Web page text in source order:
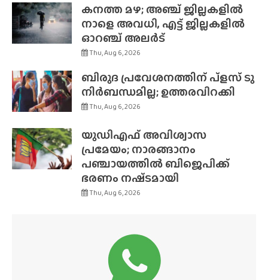
കനത്ത മഴ; അഞ്ച് ജില്ലകളിൽ
നാളെ അവധി, എട്ട് ജില്ലകളിൽ
ഓറഞ്ച് അലർട്
Thu, Aug 6, 2026
ബിരുദ പ്രവേശനത്തിന് പ്ളസ് ടു
നിർബന്ധമില്ല; ഉത്തരവിറക്കി
Thu, Aug 6, 2026
യുഡിഎഫ് അവിശ്വാസ
പ്രമേയം; നാരങ്ങാനം
പഞ്ചായത്തിൽ ബിജെപിക്ക്
ഭരണം നഷ്‌ടമായി
Thu, Aug 6, 2026